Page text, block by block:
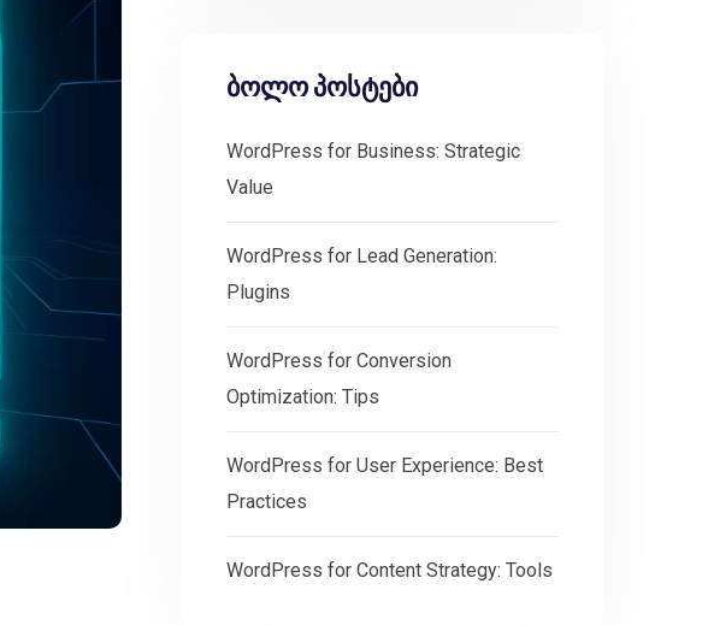
ბოლო პოსტები
WordPress for Business: Strategic
Value
WordPress for Lead Generation:
Plugins
WordPress for Conversion
Optimization: Tips
WordPress for User Experience: Best
Practices
WordPress for Content Strategy: Tools